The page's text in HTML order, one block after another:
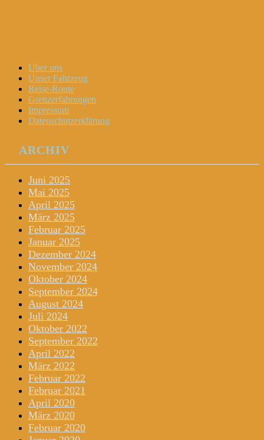
Menu
Widgets
Search
Skip
content
Über uns
Unser Fahrzeug
Reise-Route
Grenzerfahrungen
Impressum
Datenschutzerklärung
ARCHIV
Juni 2025
Mai 2025
April 2025
März 2025
Februar 2025
Januar 2025
Dezember 2024
November 2024
Oktober 2024
September 2024
August 2024
Juli 2024
Oktober 2022
September 2022
April 2022
März 2022
Februar 2022
Februar 2021
April 2020
März 2020
Februar 2020